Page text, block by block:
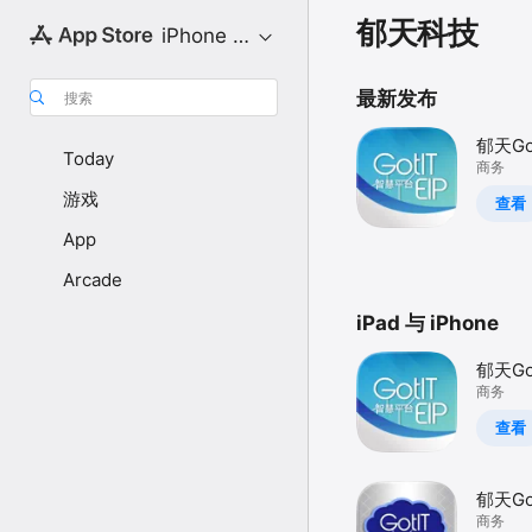
iPhone 专区
搜索
Today
游戏
App
Arcade
郁天科技
最新发布
郁天
慧平
商务
查看
iPad 与 iPhone
郁天
慧平
商务
查看
郁天
慧平台
商务